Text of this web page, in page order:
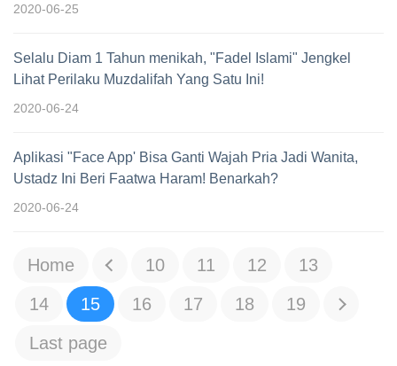
2020-06-25
Selalu Diam 1 Tahun menikah, "Fadel Islami" Jengkel
Lihat Perilaku Muzdalifah Yang Satu Ini!
2020-06-24
Aplikasi "Face App' Bisa Ganti Wajah Pria Jadi Wanita,
Ustadz Ini Beri Faatwa Haram! Benarkah?
2020-06-24
Home 10 11 12
13
14
15 16 17 18
19
Last page